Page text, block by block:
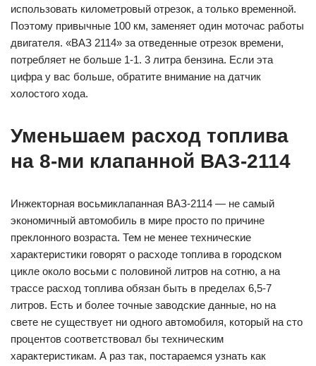
использовать километровый отрезок, а только временной.
Поэтому привычные 100 км, заменяет один моточас работы
двигателя. «ВАЗ 2114» за отведенные отрезок времени,
потребляет не больше 1-1. 3 литра бензина. Если эта
цифра у вас больше, обратите внимание на датчик
холостого хода.
Уменьшаем расход топлива
на 8-ми клапанной ВАЗ-2114
Инжекторная восьмиклапанная ВАЗ-2114 — не самый
экономичный автомобиль в мире просто по причине
преклонного возраста. Тем не менее технические
характеристики говорят о расходе топлива в городском
цикле около восьми с половиной литров на сотню, а на
трассе расход топлива обязан быть в пределах 6,5-7
литров. Есть и более точные заводские данные, но на
свете не существует ни одного автомобиля, который на сто
процентов соответствовал бы техническим
характеристикам. А раз так, постараемся узнать как